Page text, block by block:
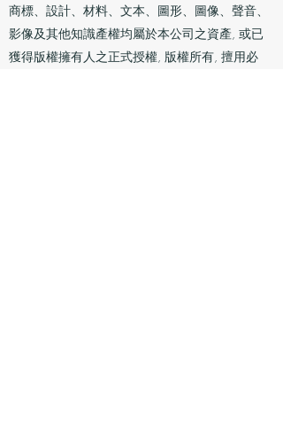
商標、設計、材料、文本、圖形、圖像、聲音、
影像及其他知識產權均屬於本公司之資產, 或已
獲得版權擁有人之正式授權, 版權所有, 擅用必